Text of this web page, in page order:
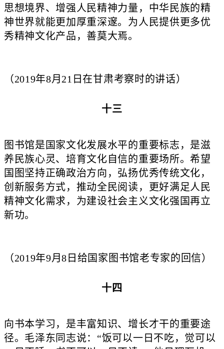
思想境界、增强人民精神力量，中华民族的精
神世界就能更加厚重深邃。为人民提供更多优
秀精神文化产品，善莫大焉。
（2019年8月21日在甘肃考察时的讲话）
十三
图书馆是国家文化发展水平的重要标志，是滋
养民族心灵、培育文化自信的重要场所。希望
国图坚持正确政治方向，弘扬优秀传统文化，
创新服务方式，推动全民阅读，更好满足人民
精神文化需求，为建设社会主义文化强国再立
新功。
（2019年9月8日给国家图书馆老专家的回信）
十四
向书本学习，是丰富知识、增长才干的重要途
径。毛泽东同志说：“饭可以一日不吃，觉可以